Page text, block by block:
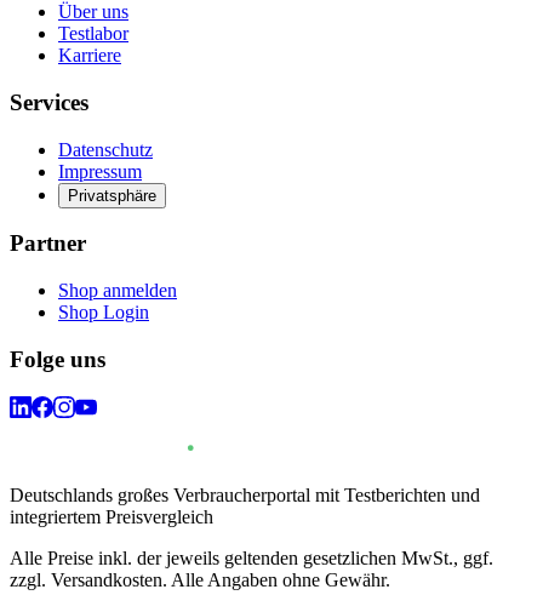
Über uns
Testlabor
Karriere
Services
Datenschutz
Impressum
Privatsphäre
Partner
Shop anmelden
Shop Login
Folge uns
Deutschlands großes Verbraucherportal mit Testberichten und
integriertem Preisvergleich
Alle Preise inkl. der jeweils geltenden gesetzlichen MwSt., ggf.
zzgl. Versandkosten. Alle Angaben ohne Gewähr.